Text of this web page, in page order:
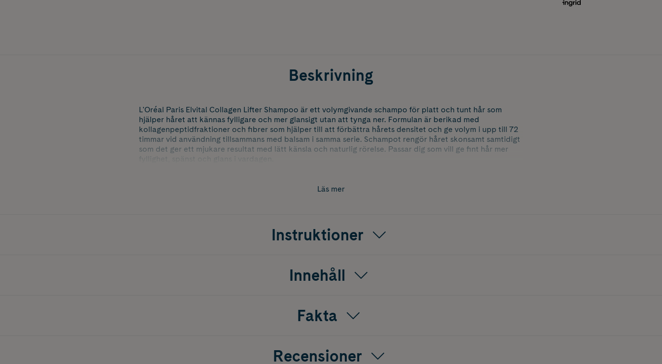
Beskrivning
L'Oréal Paris Elvital Collagen Lifter Shampoo är ett volymgivande schampo för platt och tunt hår som
hjälper håret att kännas fylligare och mer glansigt utan att tynga ner. Formulan är berikad med
kollagenpeptidfraktioner och fibrer som hjälper till att förbättra hårets densitet och ge volym i upp till 72
timmar vid användning tillsammans med balsam i samma serie. Schampot rengör håret skonsamt samtidigt
som det ger ett mjukare resultat med lätt känsla och naturlig rörelse. Passar dig som vill ge fint hår mer
fyllighet, spänst och glans i vardagen.
Läs mer
Instruktioner
Innehåll
Fakta
Recensioner